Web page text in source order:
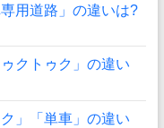
用道路」の違いは?
クトゥク」の違い
」「単車」の違い